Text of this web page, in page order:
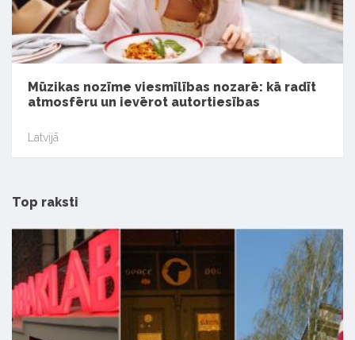
Mūzikas nozīme viesmīlības nozarē: kā radīt
atmosfēru un ievērot autortiesības
Latvijā
Top raksti